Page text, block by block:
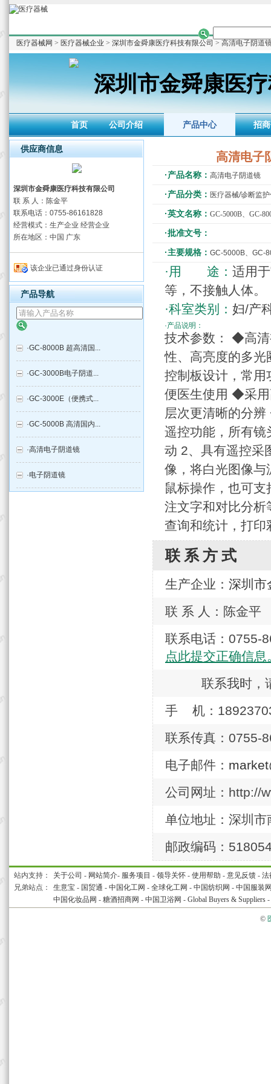
医疗器械网 > 医疗器械企业 > 深圳市金舜康医疗科技有限公司 > 高清电子阴道
深圳市金舜康医
首页 公司介绍 产品中心 招
高清电子
·产品名称： 高清电子阴道镜
·产品分类： 医疗器械/诊断监
·英文名称： GC-5000B、GC-
·批准文号：
·主要规格： GC-5000B、GC-
·用 途： 适用
等，不接触人体。
·科室类别： 妇/产
·产品说明：
技术参数： ◆高
性、高亮度的多
控制板设计，常用
便医生使用 ◆采用
层次更清晰的分
遥控功能，所有
动 2、具有遥控采
像，将白光图像
鼠标操作，也可
注文字和对比分
查询和统计，打
联系方式
生产企业： 深圳市
联 系 人：陈金平
联系电话：
点此提交正确信息
联系我时，
手 机：
联系传真：0755-
电子邮件：
公司网址：http://
单位地址：深圳
邮政编码：
供应商信息
深圳市金舜康医疗科技有限公司
联 系 人：陈金平
联系电话：0755-86161828
经营模式：生产企业 经营企业
所在地区：中国 广东
该企业已通过身份认证
产品导航
·GC-8000B 超高清国...
·GC-3000B电子阴道...
·GC-3000E（便携式...
·GC-5000B 高清国内...
·高清电子阴道镜
·电子阴道镜
站内支持： 关于公司 - 网站简介- 服务项目 - 领导关怀 - 使用帮助 - 意见反馈 - 法
兄弟站点：
生意宝 - 国贸通 - 中国化工网 - 全球化工网 - 中国纺织网 - 中国服装
中国化妆品网 - 糖酒招商网 - 中国卫浴网 - Global Buyers & Suppliers -
©